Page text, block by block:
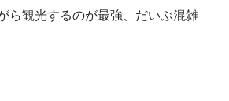
ら観光するのが最強、だいぶ混雑